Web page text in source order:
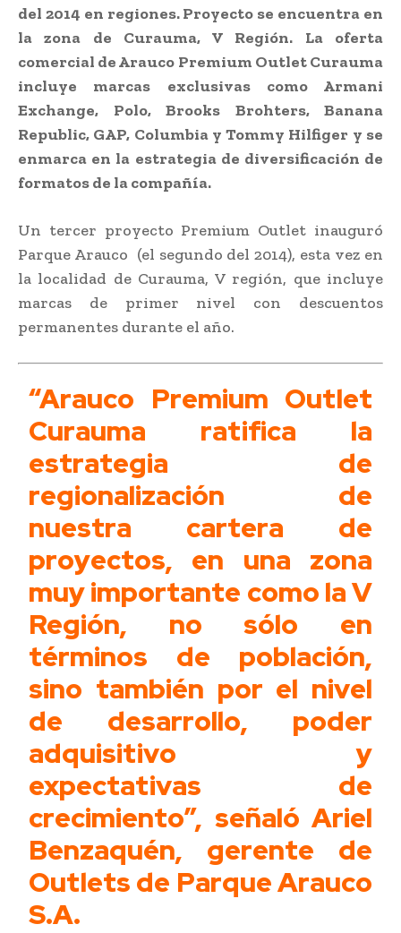
del 2014 en regiones. Proyecto se encuentra en
la zona de Curauma, V Región. La oferta
comercial de Arauco Premium Outlet Curauma
incluye marcas exclusivas como Armani
Exchange, Polo, Brooks Brohters, Banana
Republic, GAP, Columbia y Tommy Hilfiger y se
enmarca en la estrategia de diversificación de
formatos de la compañía.
Un tercer proyecto Premium Outlet inauguró
Parque Arauco (el segundo del 2014), esta vez en
la localidad de Curauma, V región, que incluye
marcas de primer nivel con descuentos
permanentes durante el año.
“Arauco Premium Outlet
Curauma ratifica la
estrategia de
regionalización de
nuestra cartera de
proyectos, en una zona
muy importante como la V
Región, no sólo en
términos de población,
sino también por el nivel
de desarrollo, poder
adquisitivo y
expectativas de
crecimiento”, señaló Ariel
Benzaquén, gerente de
Outlets de Parque Arauco
S.A.